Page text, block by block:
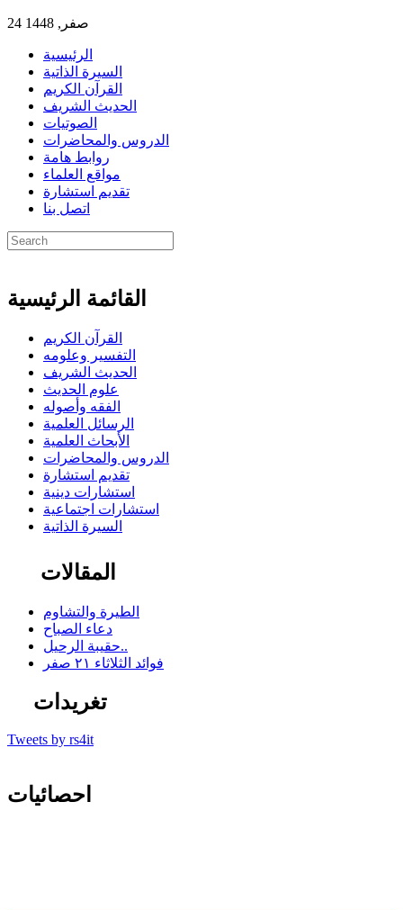
24 صفر, 1448
الرئيسية
السيرة الذاتية
القرآن الكريم
الحديث الشريف
الصوتيات
الدروس والمحاضرات
روابط هامة
مواقع العلماء
تقديم استشارة
اتصل بنا
القائمة الرئيسية
القرآن الكريم
التفسير وعلومه
الحديث الشريف
علوم الحديث
الفقه وأصوله
الرسائل العلمية
الأبحاث العلمية
الدروس والمحاضرات
تقديم استشارة
استشارات دينية
استشارات اجتماعية
السيرة الذاتية
المقالات
الطيرة والتشاوم
دعاء الصباح
حقيبة الرحيل..
فوائد الثلاثاء ٢١ صفر
تغريدات
Tweets by rs4it
احصائيات